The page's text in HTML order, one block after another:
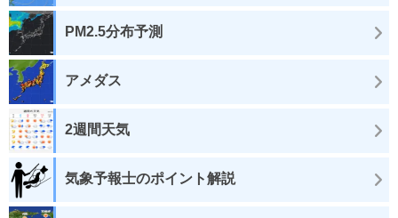
PM2.5分布予測
アメダス
2週間天気
気象予報士のポイント解説